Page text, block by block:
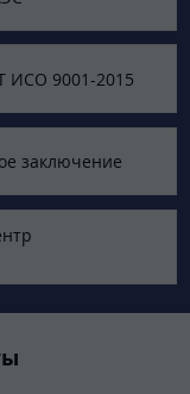
ИСО 9001-2015
заключение